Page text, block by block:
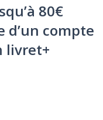
80€
d’un compte
livret+